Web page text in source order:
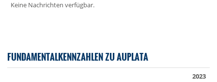
Keine Nachrichten verfügbar.
FUNDAMENTALKENNZAHLEN ZU AUPLATA
2023